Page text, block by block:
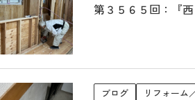
第３５６５回：『
ブログ リフォーム